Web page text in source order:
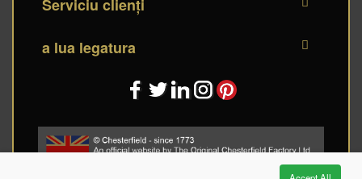
Serviciu clienți
a lua legatura